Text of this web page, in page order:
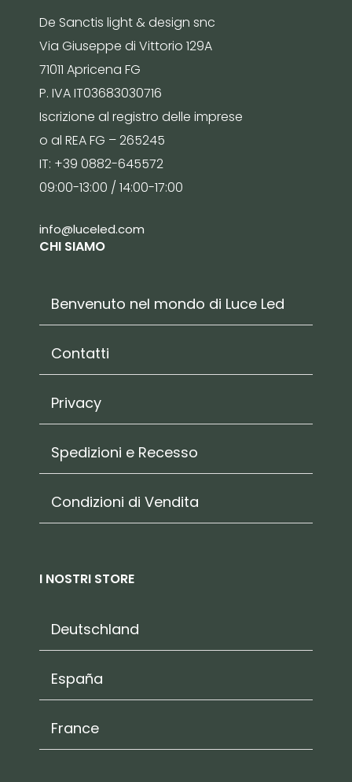
De Sanctis light & design snc
Via Giuseppe di Vittorio 129A
71011 Apricena FG
P. IVA IT03683030716
Iscrizione al registro delle imprese
o al REA FG – 265245
IT: +39 0882-645572
09:00-13:00 / 14:00-17:00
info@luceled.com
CHI SIAMO
Benvenuto nel mondo di Luce Led
Contatti
Privacy
Spedizioni e Recesso
Condizioni di Vendita
I NOSTRI STORE
Deutschland
España
France